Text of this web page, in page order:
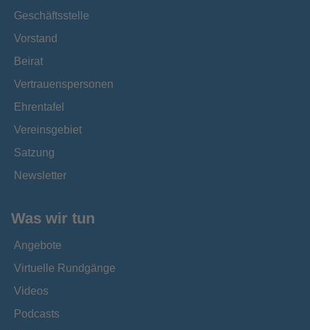
Geschäftsstelle
Vorstand
Beirat
Vertrauenspersonen
Ehrentafel
Vereinsgebiet
Satzung
Newsletter
Was wir tun
Angebote
Virtuelle Rundgänge
Videos
Podcasts